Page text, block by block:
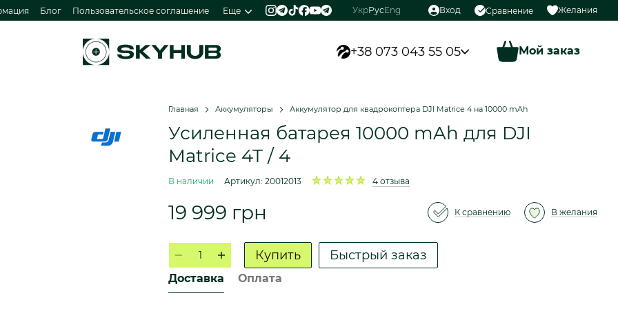
Блог Пользовательское соглашение Еще УкрРусEng Вход Сравнение Желания
+38 073 043 55 05 Мой заказ
Главная Аккумуляторы Аккумулятор для квадрокоптера DJI Matrice 4 на 10000 mAh
Усиленная батарея 10000 mAh для DJI
Matrice 4T / 4
В наличии Артикул: 20012013 4 отзыва
19 999 грн К сравнению В желания
Купить Быстрый заказ
Доставка Оплата